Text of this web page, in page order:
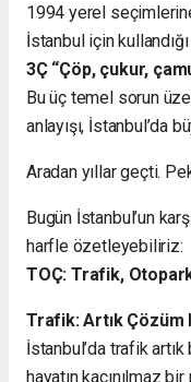
1994 yerel
İstanbul için
3Ç “Çöp, çukur,
Bu üç temel sorun
anlayışı, İstanbul’da
Aradan yıllar geçti.
Bugün İstanbul’un
harfle özetleyebiliriz:
TOÇ: Trafik,
Trafik: Artık Çözüm
İstanbul’da trafik
hayatın kaçınılmaz